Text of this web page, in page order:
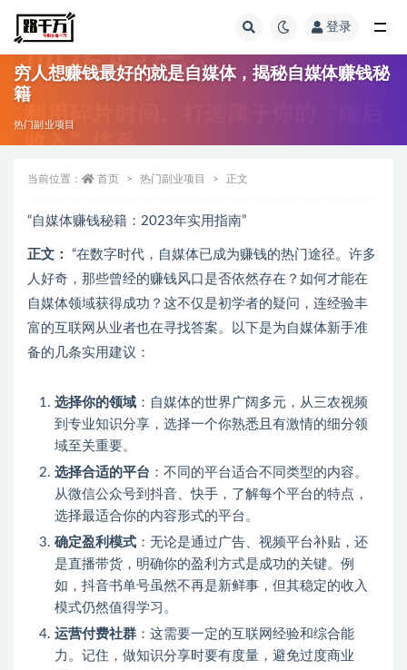
登录
穷人想赚钱最好的就是自媒体，揭秘自媒体赚钱秘
籍
热门副业项目
当前位置： 首页 热门副业项目 正文
“自媒体赚钱秘籍：2023年实用指南”
正文：
“在数字时代，自媒体已成为赚钱的热门途径。许多
人好奇，那些曾经的赚钱风口是否依然存在？如何才能在
自媒体领域获得成功？这不仅是初学者的疑问，连经验丰
富的互联网从业者也在寻找答案。以下是为自媒体新手准
备的几条实用建议：
选择你的领域 ：自媒体的世界广阔多元，从三农视频
到专业知识分享，选择一个你熟悉且有激情的细分领
域至关重要。
选择合适的平台 ：不同的平台适合不同类型的内容。
从微信公众号到抖音、快手，了解每个平台的特点，
选择最适合你的内容形式的平台。
确定盈利模式 ：无论是通过广告、视频平台补贴，还
是直播带货，明确你的盈利方式是成功的关键。例
如，抖音书单号虽然不再是新鲜事，但其稳定的收入
模式仍然值得学习。
运营付费社群 ：这需要一定的互联网经验和综合能
力。记住，做知识分享时要有度量，避免过度商业